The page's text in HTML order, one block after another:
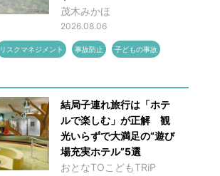
茂木みかほ
2026.08.06
リスクマネジメント 事故防止 子どもの事故
結局子連れ旅行は「ホテ
ルで楽しむ」が正解 観
光いらずで大満足の“遊び
場充実ホテル”5選
おとなTOこどもTRiP